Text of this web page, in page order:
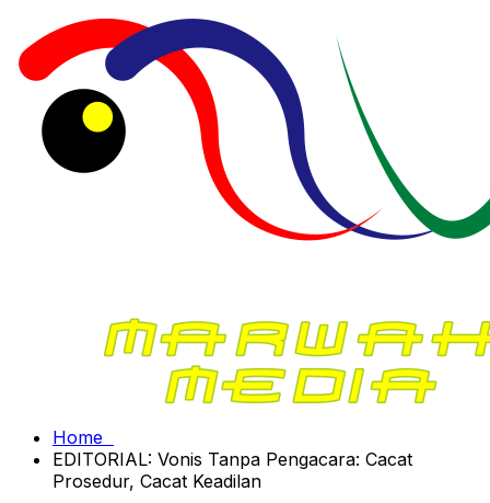
Home
EDITORIAL: Vonis Tanpa Pengacara: Cacat
Prosedur, Cacat Keadilan